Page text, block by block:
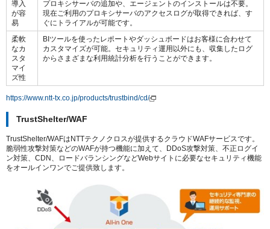
導入
が容
易
プロキシサーバの追加や、エージェントのインストールは不要。
現在ご利用のプロキシサーバのアクセスログが取得できれば、す
ぐにトライアルが可能です。
柔軟
なカ
スタ
マイ
ズ性
BIツールを使ったレポートやダッシュボードはお客様に合わせて
カスタマイズが可能。セキュリティ運用以外にも、収集したログ
からさまざまな利用統計分析を行うことができます。
https://www.ntt-tx.co.jp/products/trustbind/cd/
TrustShelter/WAF
TrustShelter/WAFはNTTテクノクロスが提供するクラウドWAFサービスです。
脆弱性攻撃対策などのWAFが持つ機能に加えて、DDoS攻撃対策、不正ログイ
ン対策、CDN、ロードバランシングなどWebサイトに必要なセキュリティ機能
をオールインワンでご提供致します。